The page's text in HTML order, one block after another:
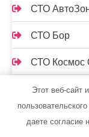
СТО
СТО Бор
СТО Космос
СТО, СТО
Этот веб-сайт
даете согласие